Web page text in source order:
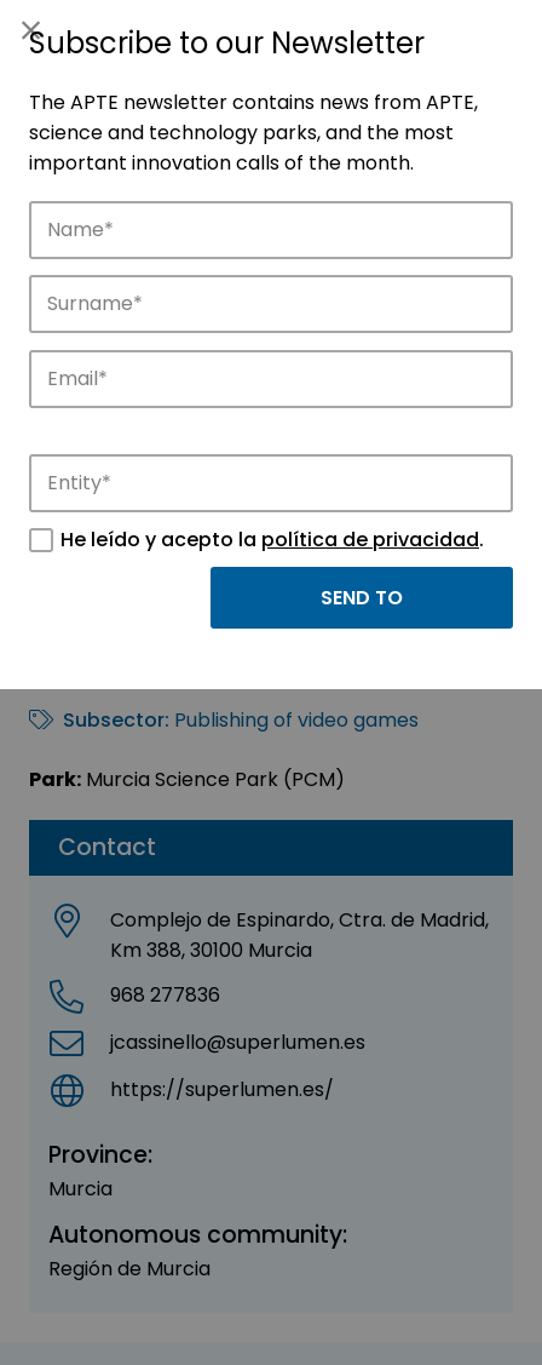
Companies
Discover the companies that drive
innovation in APTE’s parks.
Contact
Complejo de Espinardo, Ctra. de Madrid,
Km 388, 30100 Murcia
968 277836
jcassinello@superlumen.es
https://superlumen.es/
Province:
Murcia
Autonomous community:
Región de Murcia
SUPERLUMEN, S.L.
Subsector: Publishing of video games
Park: Murcia Science Park (PCM)
Subscribe to our Newsletter
The APTE newsletter contains news from APTE,
science and technology parks, and the most
important innovation calls of the month.
He leído y acepto la política de privacidad.